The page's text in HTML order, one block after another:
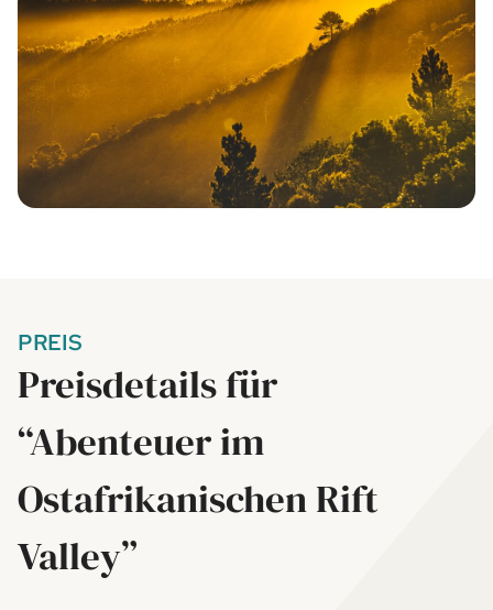
PREIS
Preisdetails für
“Abenteuer im
Ostafrikanischen Rift
Valley”